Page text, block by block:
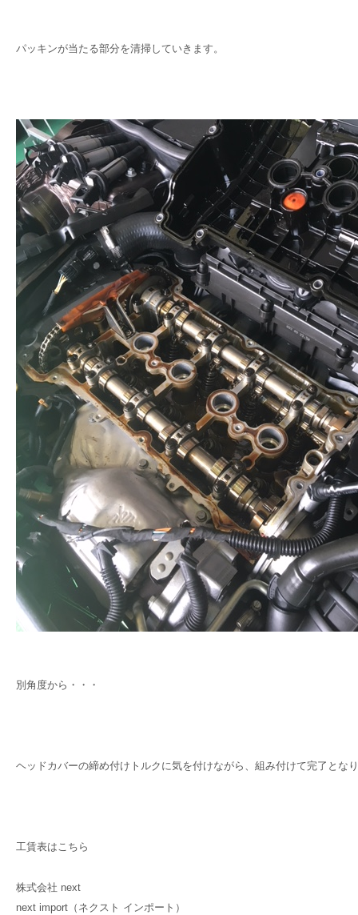
パッキンが当たる部分を清掃していきます。
別角度から・・・
ヘッドカバーの締め付けトルクに気を付けながら、組み付けて完了とな
工賃表はこちら
株式会社 next
next import（ネクスト インポート）